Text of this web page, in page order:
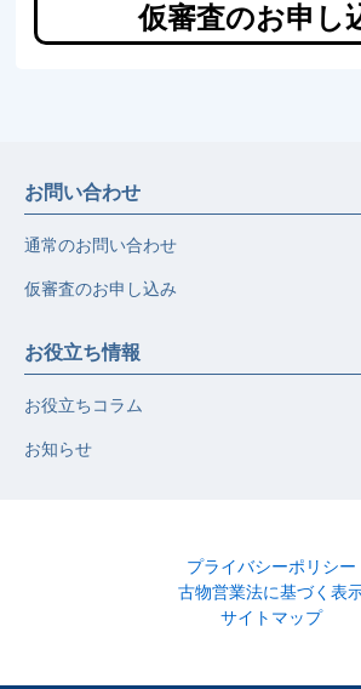
仮審査のお申し
お問い合わせ
通常のお問い合わせ
仮審査のお申し込み
お役立ち情報
お役立ちコラム
お知らせ
プライバシーポリシー
古物営業法に基づく表
サイトマップ